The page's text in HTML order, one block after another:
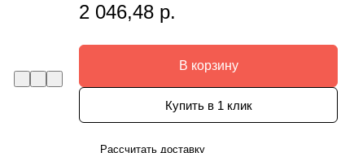
2 046,48 р.
В корзину
Купить в 1 клик
Рассчитать доставку